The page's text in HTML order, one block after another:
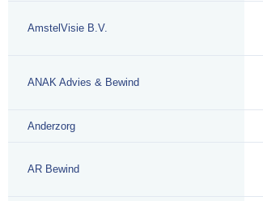
AmstelVisie B.V.
ANAK Advies & Bewind
Anderzorg
AR Bewind